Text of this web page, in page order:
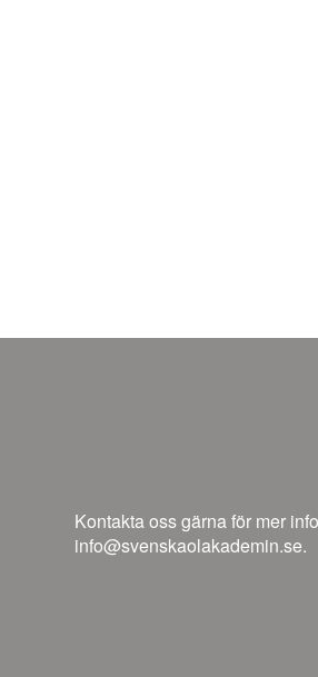
Kontakta oss gärna för mer
info@svenskaolakademin.se.